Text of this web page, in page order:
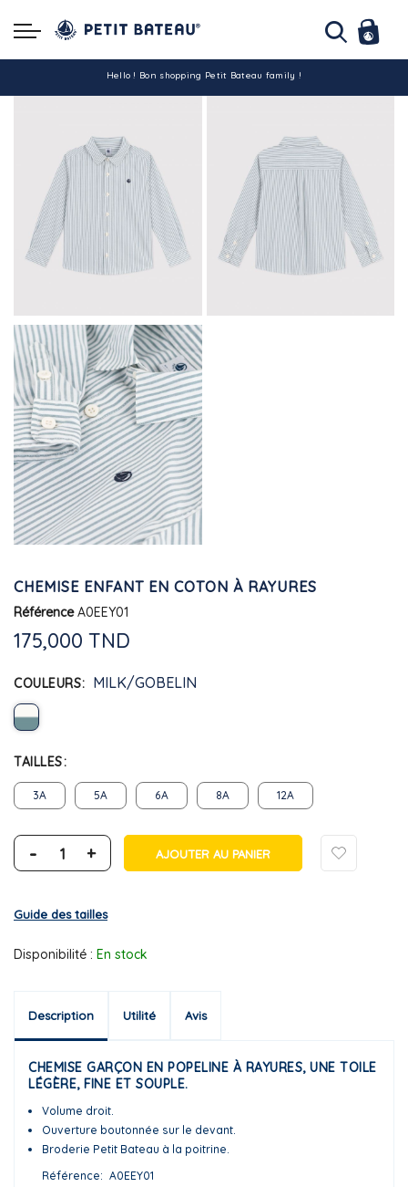
Hello ! Bon shopping Petit Bateau family !
La livraison est assurée partout en Tunisie !
-10% pour tout paiement par carte bancaire (hors promo)
CHEMISE ENFANT EN COTON À RAYURES
Référence A0EEY01
175,000 TND
COULEURS MILK/GOBELIN
TAILLES
3A 5A 6A 8A 12A
- + AJOUTER AU PANIER
Guide des tailles
Disponibilité : En stock
Description Utilité Avis
CHEMISE GARÇON EN POPELINE À RAYURES, UNE TOILE
LÉGÈRE, FINE ET SOUPLE.
Volume droit.
Ouverture boutonnée sur le devant.
Broderie Petit Bateau à la poitrine.
Référence
A0EEY01